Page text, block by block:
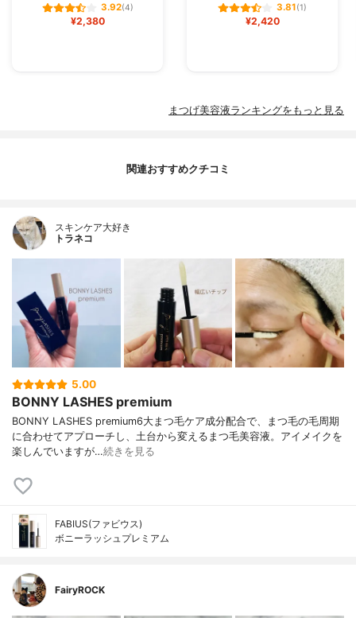
3.92(4)
¥2,380
3.81(1)
¥2,420
まつげ美容液ランキングをもっと見る
関連おすすめクチコミ
スキンケア大好き
トラネコ
5.00
BONNY LASHES premium
BONNY LASHES premium6大まつ毛ケア成分配合で、まつ毛の毛周期
に合わせてアプローチし、土台から変えるまつ毛美容液。アイメイクを
楽しんでいますが…続きを見る
FABIUS(ファビウス)
ボニーラッシュプレミアム
FairyROCK